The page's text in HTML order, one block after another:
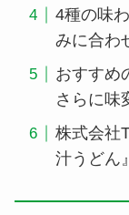
4種の味
みに合わ
おすすめ
さらに味
株式会社
汁うどん